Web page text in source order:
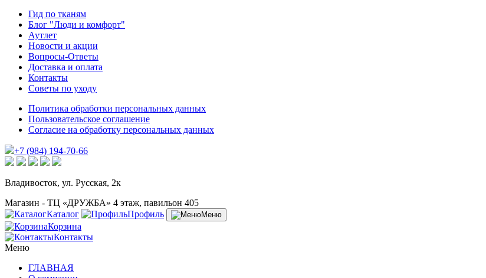
Гид по тканям
Блог "Люди и комфорт"
Аутлет
Новости и акции
Вопросы-Ответы
Доставка и оплата
Контакты
Советы по уходу
Политика обработки персональных данных
Пользовательское соглашение
Согласие на обработку персональных данных
+7 (984) 194-70-66
Владивосток, ул. Русская, 2к
Магазин - ТЦ «ДРУЖБА» 4 этаж, павильон 405
Каталог
Профиль Меню
Корзина
Контакты
Меню
ГЛАВНАЯ